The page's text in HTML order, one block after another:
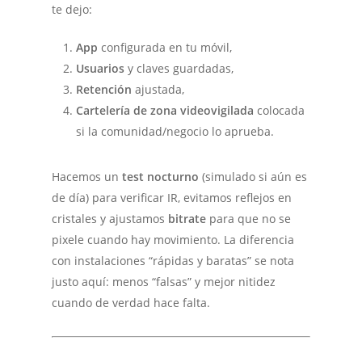
te dejo:
App configurada en tu móvil,
Usuarios y claves guardadas,
Retención ajustada,
Cartelería de zona videovigilada colocada
si la comunidad/negocio lo aprueba.
Hacemos untest nocturno (simulado si aún es
de día) para verificar IR, evitamos reflejos en
cristales y ajustamos bitrate para que no se
pixele cuando hay movimiento. La diferencia
con instalaciones “rápidas y baratas” se nota
justo aquí: menos “falsas” y mejor nitidez
cuando de verdad hace falta.